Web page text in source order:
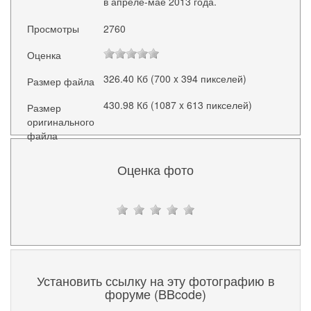
Просмотры
2760
Оценка
Размер файла
326.40 Кб (700 x 394 пикселей)
Размер
оригинального
файла
430.98 Кб (1087 x 613 пикселей)
Оценка фото
Установить ссылку на эту фотографию в
форуме (BBcode)